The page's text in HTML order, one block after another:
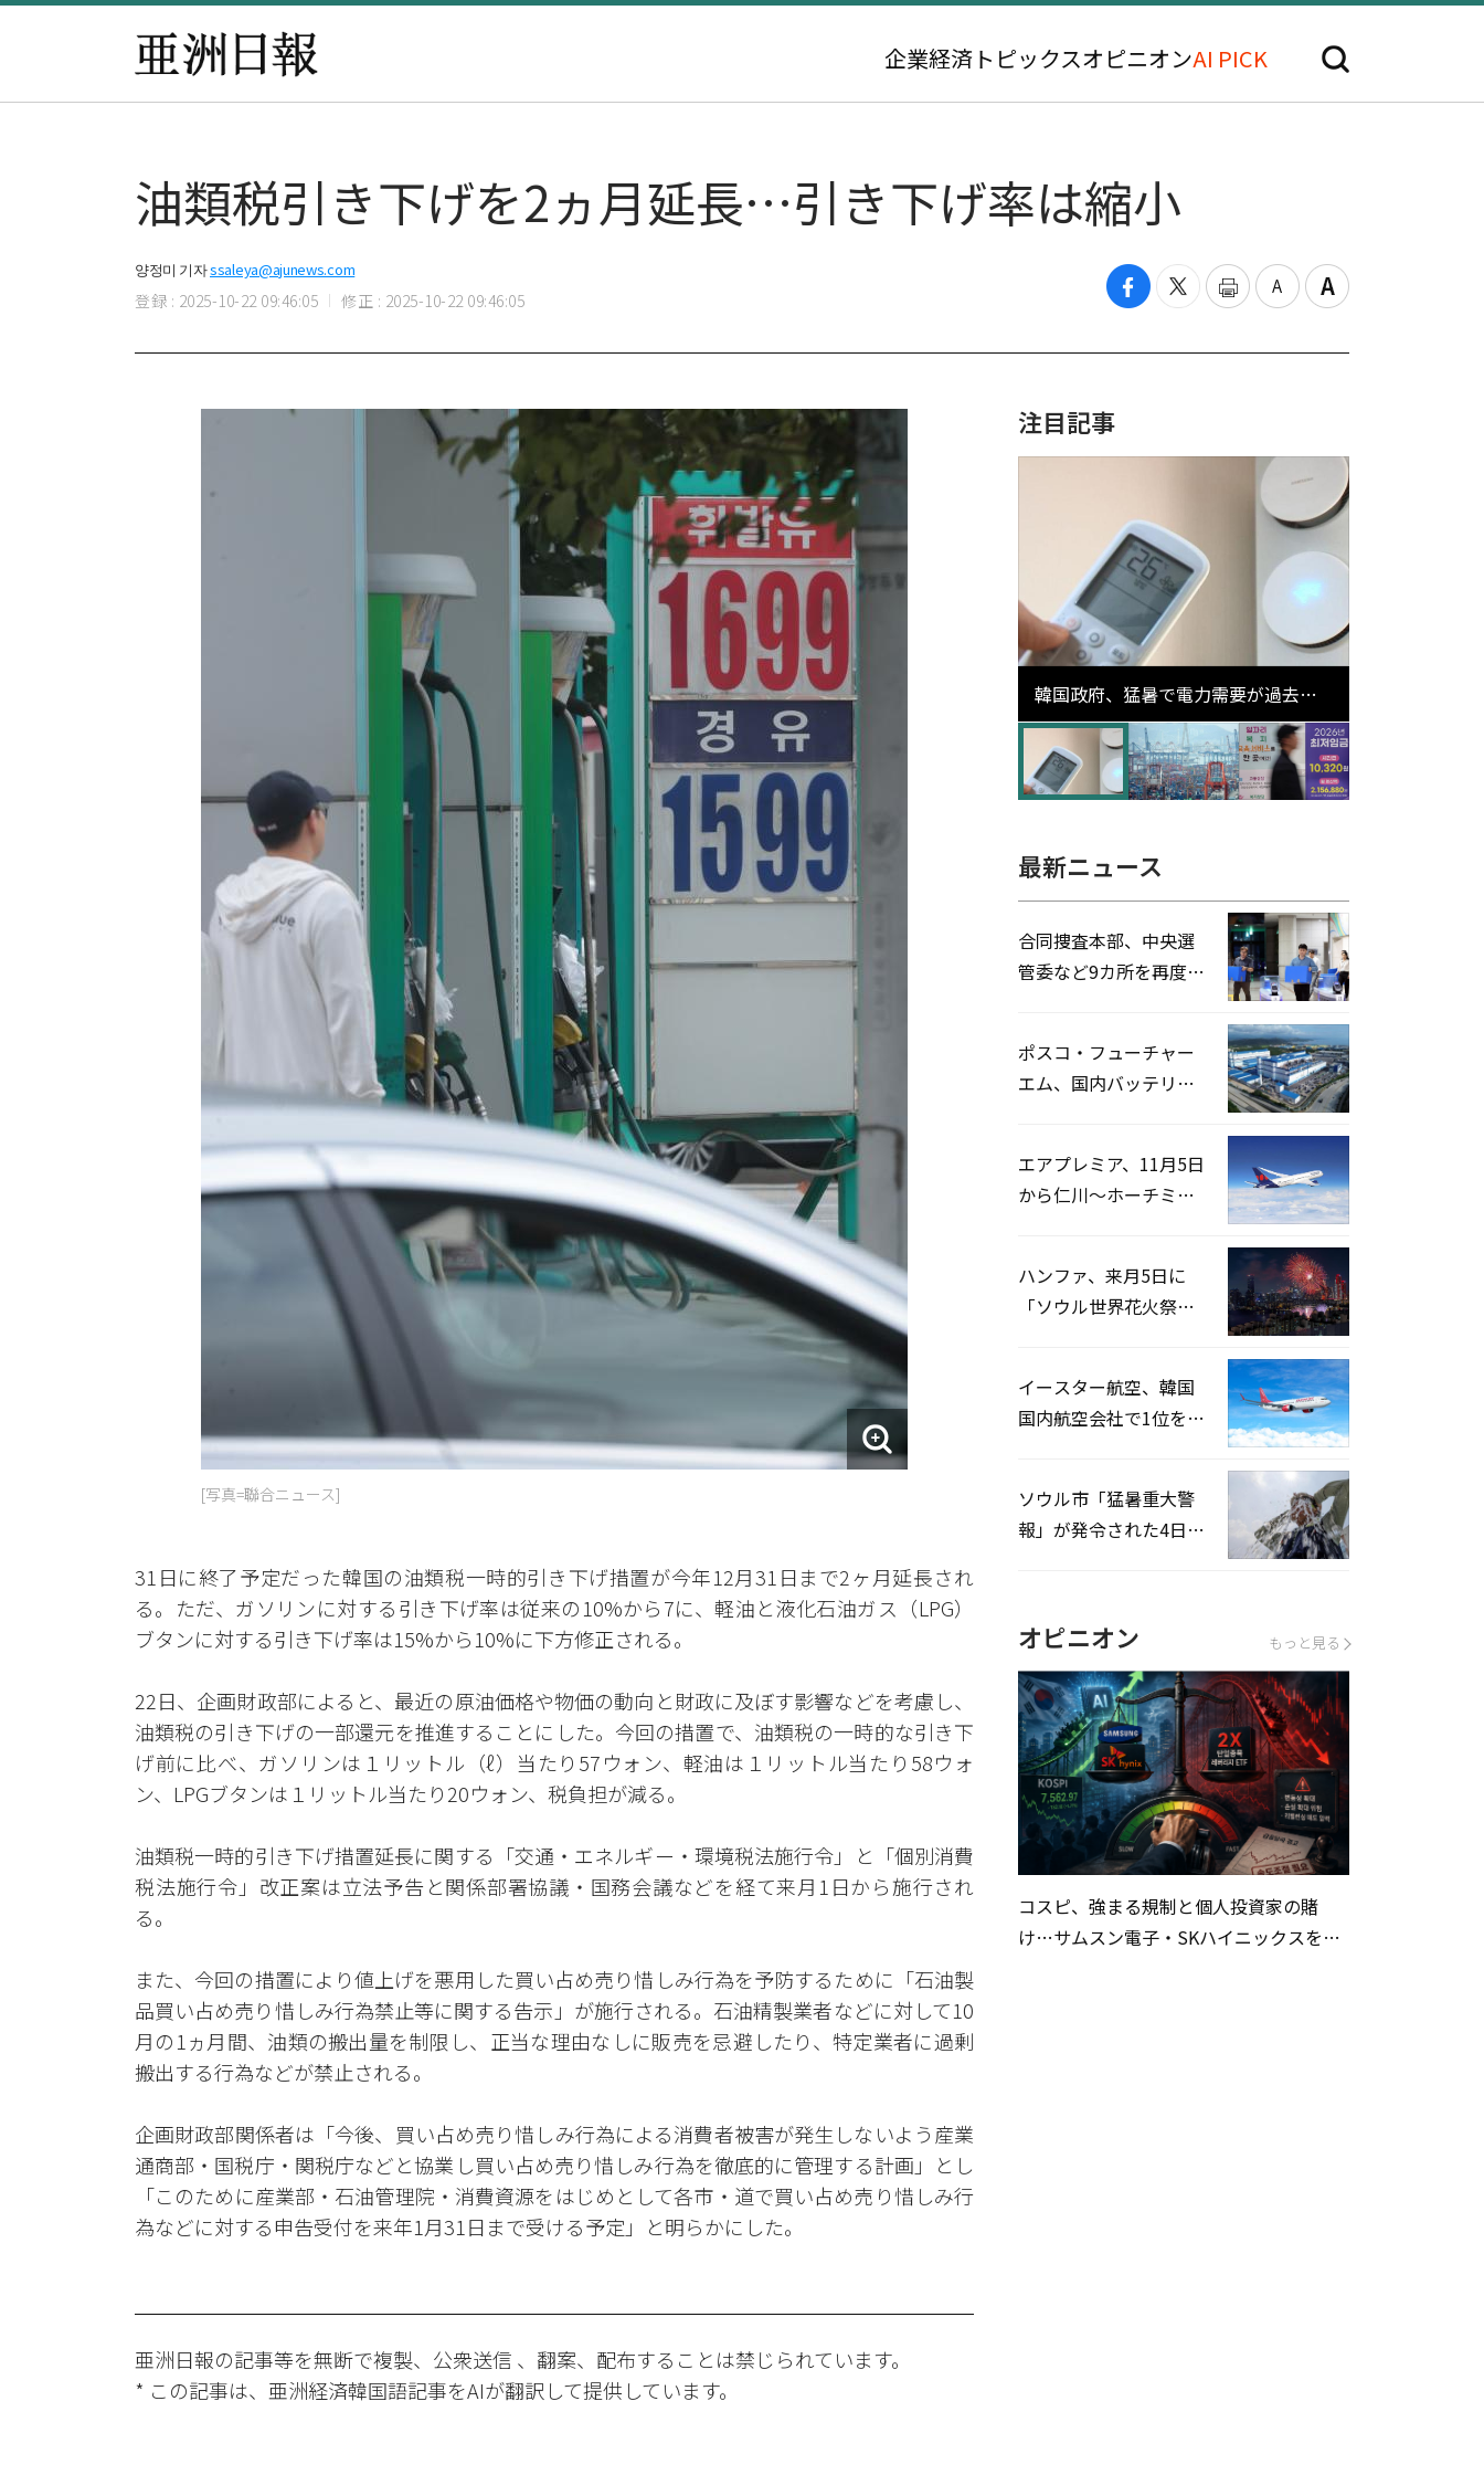
企業経済 トピックスオピニオンAI PICK
油類税引き下げを2ヵ月延長…引き下げ率は縮小
양정미 기자ssaleya@ajunews.com
登録 : 2025-10-22 09:46:05 修正 : 2025-10-22 09:46:05
[写真=聯合ニュース]
31日に終了予定だった韓国の油類税一時的引き下げ措置が今年12月31日まで2ヶ月延長され
る。ただ、ガソリンに対する引き下げ率は従来の10%から7に、軽油と液化石油ガス（LPG）
ブタンに対する引き下げ率は15%から10%に下方修正される。
22日、企画財政部によると、最近の原油価格や物価の動向と財政に及ぼす影響などを考慮し、
油類税の引き下げの一部還元を推進することにした。今回の措置で、油類税の一時的な引き下
げ前に比べ、ガソリンは１リットル（ℓ）当たり57ウォン、軽油は１リットル当たり58ウォ
ン、LPGブタンは１リットル当たり20ウォン、税負担が減る。
油類税一時的引き下げ措置延長に関する「交通・エネルギー・環境税法施行令」と「個別消費
税法施行令」改正案は立法予告と関係部署協議・国務会議などを経て来月1日から施行され
る。
また、今回の措置により値上げを悪用した買い占め売り惜しみ行為を予防するために「石油製
品買い占め売り惜しみ行為禁止等に関する告示」が施行される。石油精製業者などに対して10
月の1ヵ月間、油類の搬出量を制限し、正当な理由なしに販売を忌避したり、特定業者に過剰
搬出する行為などが禁止される。
企画財政部関係者は「今後、買い占め売り惜しみ行為による消費者被害が発生しないよう産業
通商部・国税庁・関税庁などと協業し買い占め売り惜しみ行為を徹底的に管理する計画」とし
「このために産業部・石油管理院・消費資源をはじめとして各市・道で買い占め売り惜しみ行
為などに対する申告受付を来年1月31日まで受ける予定」と明らかにした。
亜洲日報の記事等を無断で複製、公衆送信 、翻案、配布することは禁じられています。
* この記事は、亜洲経済韓国語記事をAIが翻訳して提供しています。
注目記事
韓国政府、猛暑で電力需要が過去最
高更新の可能性に需給対応体制を点
検
最新ニュース
合同捜査本部、中央選
管委など9カ所を再度家
ポスコ・フューチャー
エム、国内バッテリー
エアプレミア、11月5日
から仁川〜ホーチミン
ハンファ、来月5日に
「ソウル世界花火祭り
イースター航空、韓国
国内航空会社で1位を記
ソウル市「猛暑重大警
報」が発令された4日、
オピニオン もっと見る
コスピ、強まる規制と個人投資家の賭
け…サムスン電子・SKハイニックスを巡